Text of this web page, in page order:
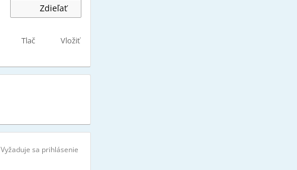
Zdieľať
Tlač Vložiť
Vyžaduje sa prihlásenie